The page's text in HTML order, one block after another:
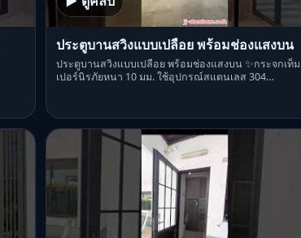
ประตูบานสวิงแบบเปลือย พร้อมช่องแสงบน
ประตูบานสวิงแบบเปลือย พร้อมช่องแสงบน ✨กระจกเท็ม
เปอร์นิรภัยหนา 10 มม. ใช้อุปกรณ์สแตนเลส 304…